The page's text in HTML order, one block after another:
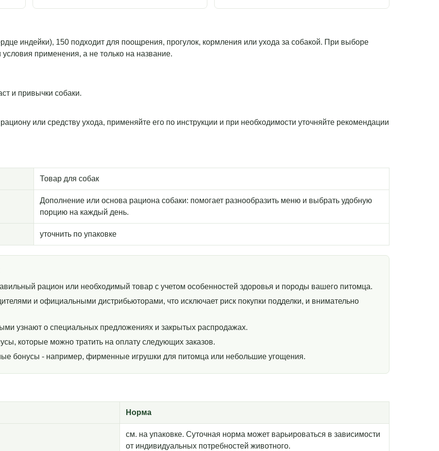
индейки), 150 подходит для поощрения, прогулок, кормления или ухода за собакой. При выборе
применения, а не только на название.
и привычки собаки.
или средству ухода, применяйте его по инструкции и при необходимости уточняйте рекомендации
Товар для собак
Дополнение или основа рациона собаки: помогает разнообразить меню и выбрать удобную
порцию на каждый день.
уточнить по упаковке
рацион или необходимый товар с учетом особенностей здоровья и породы вашего питомца.
и официальными дистрибьюторами, что исключает риск покупки подделки, и внимательно
узнают о специальных предложениях и закрытых распродажах.
которые можно тратить на оплату следующих заказов.
бонусы - например, фирменные игрушки для питомца или небольшие угощения.
Норма
см. на упаковке. Суточная норма может варьироваться в зависимости
от индивидуальных потребностей животного.